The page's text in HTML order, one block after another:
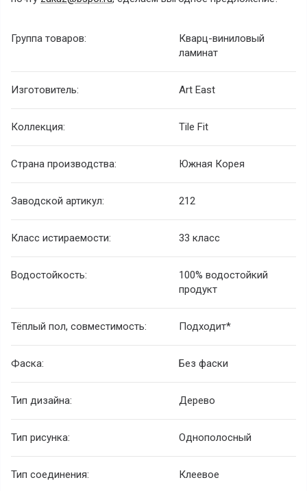
Группа товаров:
Кварц-виниловый
ламинат
Изготовитель: Art East
Коллекция: Tile Fit
Страна производства: Южная Корея
Заводской артикул: 212
Класс истираемости: 33 класс
Водостойкость:
100% водостойкий
продукт
Тёплый пол, совместимость: Подходит*
Фаска: Без фаски
Тип дизайна: Дерево
Тип рисунка: Однополосный
Тип соединения: Клеевое